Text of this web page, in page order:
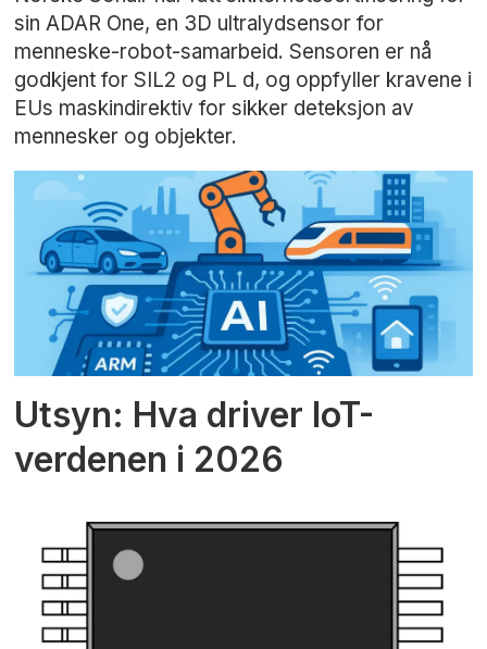
sin ADAR One, en 3D ultralydsensor for
menneske-robot-samarbeid. Sensoren er nå
godkjent for SIL2 og PL d, og oppfyller kravene i
EUs maskindirektiv for sikker deteksjon av
mennesker og objekter.
Utsyn: Hva driver IoT-
verdenen i 2026